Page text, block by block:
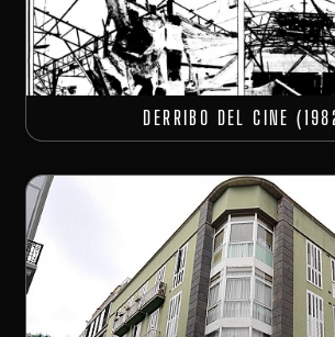
DERRIBO DEL CINE